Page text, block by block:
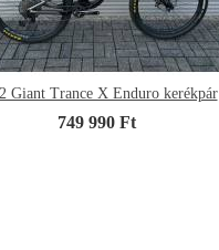
Giant Trance X Enduro kerékpár
749 990 Ft